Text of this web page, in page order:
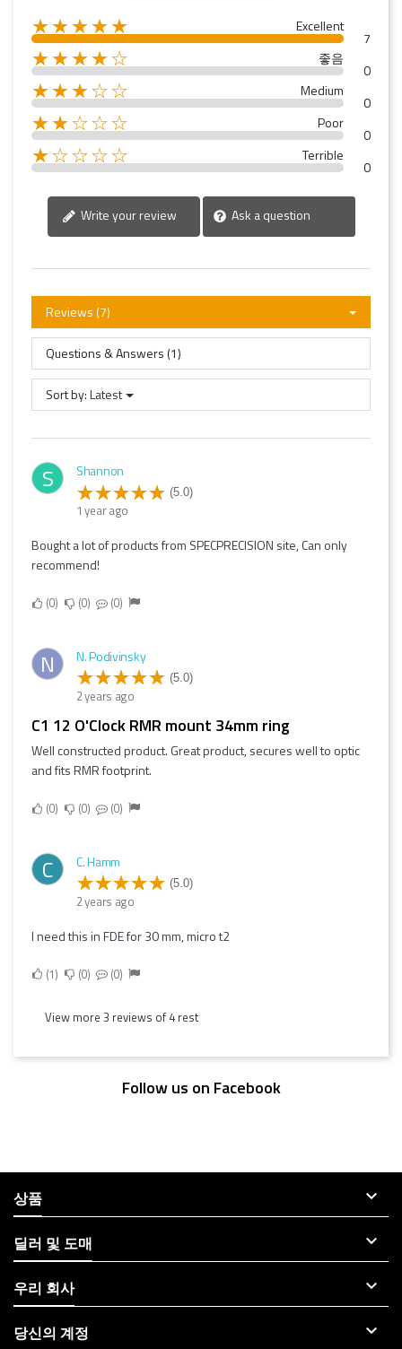
★★★★★ Excellent
7
★★★★☆ 좋음
0
★★★☆☆ Medium
0
★★☆☆☆ Poor
0
★☆☆☆☆ Terrible
0
Write your review Ask a question
Reviews (7)
Questions & Answers (1)
Sort by:Latest
S Shannon
(5.0)
1 year ago
Bought a lot of products from SPECPRECISION site, Can only
recommend!
0 0 0
N N. Podivinsky
(5.0)
2 years ago
C1 12 O'Clock RMR mount 34mm ring
Well constructed product. Great product, secures well to optic
and fits RMR footprint.
0 0 0
C C. Hamm
(5.0)
2 years ago
I need this in FDE for 30 mm, micro t2
1 0 0
View more 3 reviews of 4 rest
Follow us on Facebook
상품 
딜러 및 도매 
우리 회사 
당신의 계정 